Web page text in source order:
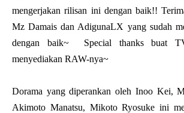
mengerjakan rilisan ini dengan baik!!
Mz Damais dan AdigunaLX yang sudah
dengan baik~ Special thanks buat
menyediakan RAW-nya~
Dorama yang diperankan oleh Inoo Kei,
Akimoto Manatsu, Mikoto Ryosuke ini